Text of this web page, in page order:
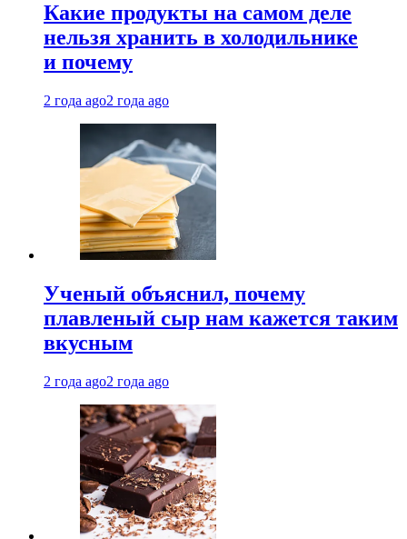
Какие продукты на самом деле
нельзя хранить в холодильнике
и почему
2 года ago2 года ago
Ученый объяснил, почему
плавленый сыр нам кажется таким
вкусным
2 года ago2 года ago